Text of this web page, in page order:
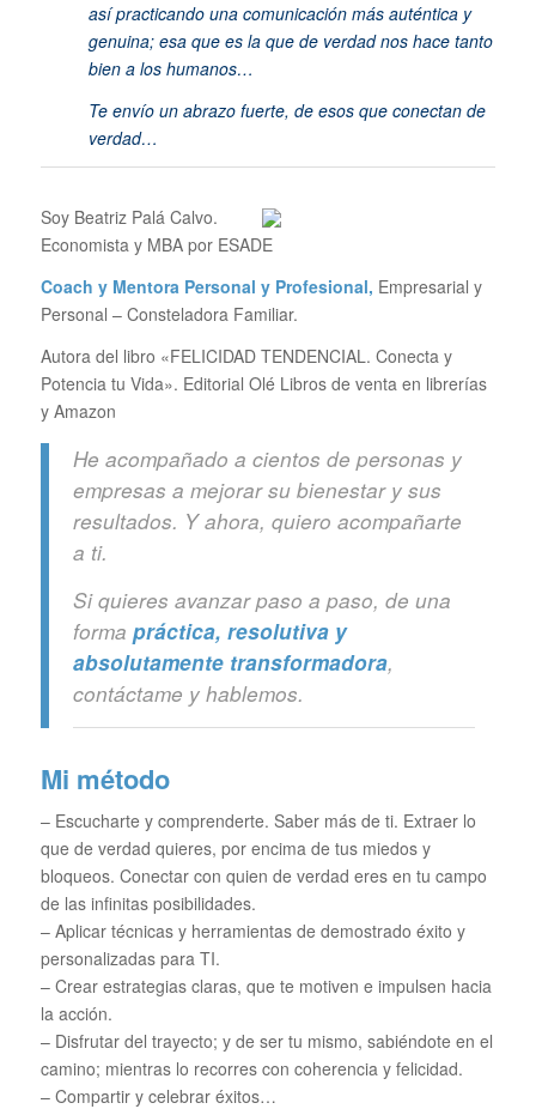
así practicando una comunicación más auténtica y
genuina; esa que es la que de verdad nos hace tanto
bien a los humanos…
Te envío un abrazo fuerte, de esos que conectan de
verdad…
Soy Beatriz Palá Calvo.
Economista y MBA por ESADE
Coach y Mentora Personal y Profesional, Empresarial y
Personal – Consteladora Familiar.
Autora del libro «FELICIDAD TENDENCIAL. Conecta y
Potencia tu Vida». Editorial Olé Libros de venta en librerías
y Amazon
He acompañado a cientos de personas y
empresas a mejorar su bienestar y sus
resultados. Y ahora, quiero acompañarte
a ti.
Si quieres avanzar paso a paso, de una
forma práctica, resolutiva y
absolutamente transformadora,
contáctame y hablemos.
Mi método
– Escucharte y comprenderte. Saber más de ti. Extraer lo
que de verdad quieres, por encima de tus miedos y
bloqueos. Conectar con quien de verdad eres en tu campo
de las infinitas posibilidades.
– Aplicar técnicas y herramientas de demostrado éxito y
personalizadas para TI.
– Crear estrategias claras, que te motiven e impulsen hacia
la acción.
– Disfrutar del trayecto; y de ser tu mismo, sabiéndote en el
camino; mientras lo recorres con coherencia y felicidad.
– Compartir y celebrar éxitos…